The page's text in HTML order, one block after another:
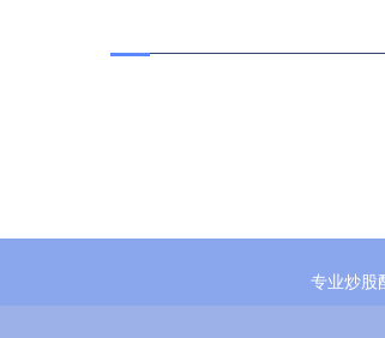
专业炒股